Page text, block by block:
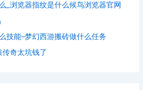
_浏览器指纹是什么候鸟浏览器官网
技能–梦幻西游搬砖做什么任务
奇太坑钱了